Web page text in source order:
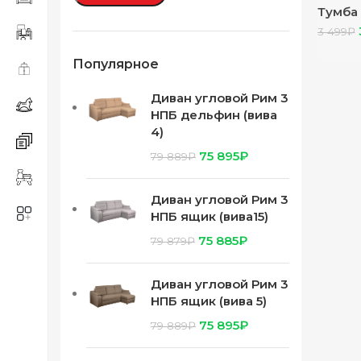
Популярное
Диван угловой Рим 3
НПБ дельфин (вива
4)
79 889₽ 75 895₽
Диван угловой Рим 3
НПБ ящик (вива15)
79 879₽ 75 885₽
Диван угловой Рим 3
НПБ ящик (вива 5)
79 889₽ 75 895₽
Тумба
ТБ-13
3 499₽